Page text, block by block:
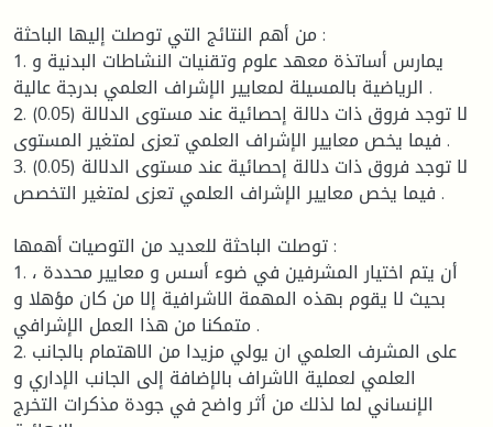
من أهم النتائج التي توصلت إليها الباحثة :
1. يمارس أساتذة معهد علوم وتقنيات النشاطات البدنية و
الرياضية بالمسيلة لمعايير الإشراف العلمي بدرجة عالية .
2. لا توجد فروق ذات دلالة إحصائية عند مستوى الدلالة (0.05)
فيما يخص معايير الإشراف العلمي تعزى لمتغير المستوى .
3. لا توجد فروق ذات دلالة إحصائية عند مستوى الدلالة (0.05)
فيما يخص معايير الإشراف العلمي تعزى لمتغير التخصص .
توصلت الباحثة للعديد من التوصيات أهمها :
1. أن يتم اختيار المشرفين في ضوء أسس و معايير محددة ،
بحيث لا يقوم بهذه المهمة الاشرافية إلا من كان مؤهلا و
متمكنا من هذا العمل الإشرافي .
2. على المشرف العلمي ان يولي مزيدا من الاهتمام بالجانب
العلمي لعملية الاشراف بالإضافة إلى الجانب الإداري و
الإنساني لما لذلك من أثر واضح في جودة مذكرات التخرج